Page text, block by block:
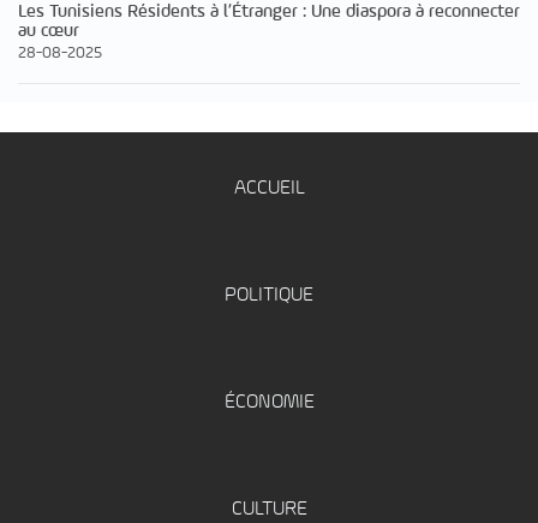
Les Tunisiens Résidents à l’Étranger : Une diaspora à reconnecter
au cœur
28-08-2025
ACCUEIL
POLITIQUE
ÉCONOMIE
CULTURE